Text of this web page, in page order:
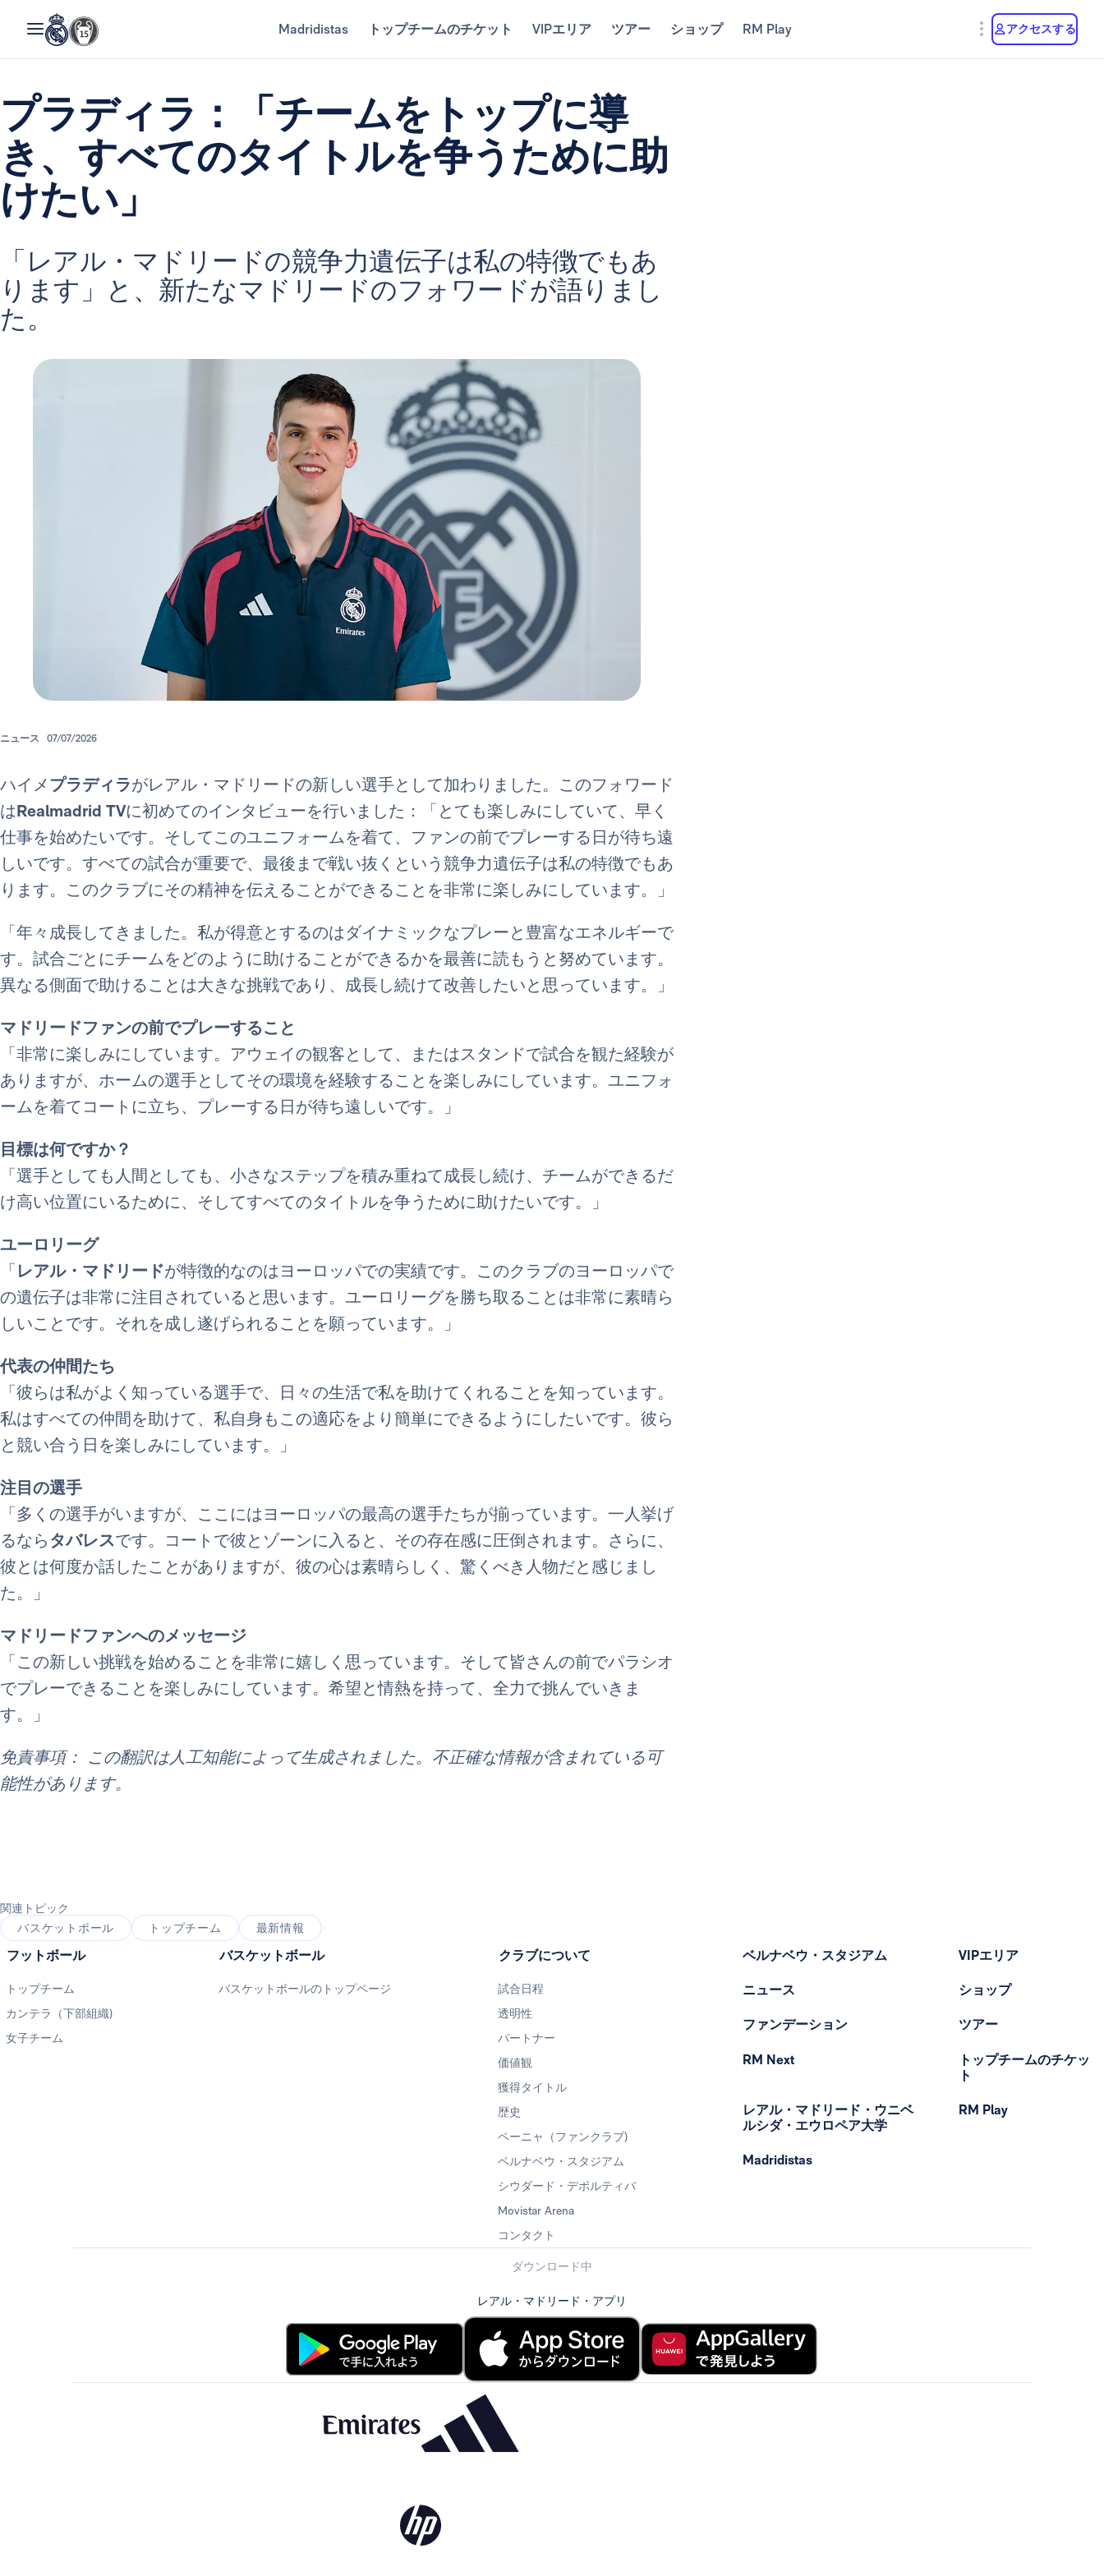
Madridistas トップチームのチケット VIPエリア ツアー ショップ RM Play アクセスする
プラディラ：「チームをトップに導
き、すべてのタイトルを争うために助
けたい」
「レアル・マドリードの競争力遺伝子は私の特徴でもあ
ります」と、新たなマドリードのフォワードが語りまし
た。
ニュース 07/07/2026
ハイメ プラディラがレアル・マドリードの新しい選手として加わりました。このフォワード
はRealmadrid TVに初めてのインタビューを行いました：「とても楽しみにしていて、早く
仕事を始めたいです。そしてこのユニフォームを着て、ファンの前でプレーする日が待ち遠
しいです。すべての試合が重要で、最後まで戦い抜くという競争力遺伝子は私の特徴でもあ
ります。このクラブにその精神を伝えることができることを非常に楽しみにしています。」
「年々成長してきました。私が得意とするのはダイナミックなプレーと豊富なエネルギーで
す。試合ごとにチームをどのように助けることができるかを最善に読もうと努めています。
異なる側面で助けることは大きな挑戦であり、成長し続けて改善したいと思っています。」
マドリードファンの前でプレーすること
「非常に楽しみにしています。アウェイの観客として、またはスタンドで試合を観た経験が
ありますが、ホームの選手としてその環境を経験することを楽しみにしています。ユニフォ
ームを着てコートに立ち、プレーする日が待ち遠しいです。」
目標は何ですか？
「選手としても人間としても、小さなステップを積み重ねて成長し続け、チームができるだ
け高い位置にいるために、そしてすべてのタイトルを争うために助けたいです。」
ユーロリーグ
「 レアル・マドリードが特徴的なのはヨーロッパでの実績です。このクラブのヨーロッパで
の遺伝子は非常に注目されていると思います。ユーロリーグを勝ち取ることは非常に素晴ら
しいことです。それを成し遂げられることを願っています。」
代表の仲間たち
「彼らは私がよく知っている選手で、日々の生活で私を助けてくれることを知っています。
私はすべての仲間を助けて、私自身もこの適応をより簡単にできるようにしたいです。彼ら
と競い合う日を楽しみにしています。」
注目の選手
「多くの選手がいますが、ここにはヨーロッパの最高の選手たちが揃っています。一人挙げ
るなら タバレスです。コートで彼とゾーンに入ると、その存在感に圧倒されます。さらに、
彼とは何度か話したことがありますが、彼の心は素晴らしく、驚くべき人物だと感じまし
た。」
マドリードファンへのメッセージ
「この新しい挑戦を始めることを非常に嬉しく思っています。そして皆さんの前でパラシオ
でプレーできることを楽しみにしています。希望と情熱を持って、全力で挑んでいきま
す。」
免責事項： この翻訳は人工知能によって生成されました。不正確な情報が含まれている可
能性があります。
関連トピック
バスケットボール
トップチーム 最新情報
フットボール
トップチーム
カンテラ（下部組織)
女子チーム
バスケットボール
バスケットボールのトップページ
クラブについて
試合日程
透明性
パートナー
価値観
獲得タイトル
歴史
ペーニャ（ファンクラブ)
ベルナベウ・スタジアム
シウダード・デポルティバ
Movistar Arena
コンタクト
ベルナベウ・スタジアム
ニュース
ファンデーション
RM Next
レアル・マドリード・ウニベ
ルシダ・エウロペア大学
Madridistas
VIPエリア
ショップ
ツアー
トップチームのチケッ
ト
RM Play
ダウンロード中
レアル・マドリード・アプリ